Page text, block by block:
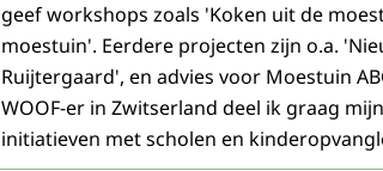
geef workshops zoals 'Koken uit de
moestuin'. Eerdere projecten zijn o.a.
Ruijtergaard', en advies voor Moestuin
WOOF-er in Zwitserland deel ik graag
initiatieven met scholen en